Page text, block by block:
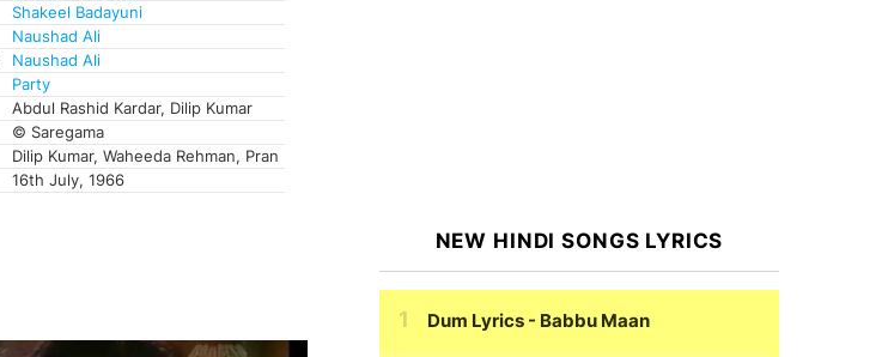
Shakeel Badayuni
Naushad Ali
Naushad Ali
Party
Abdul Rashid Kardar, Dilip Kumar
© Saregama
Dilip Kumar, Waheeda Rehman, Pran
16th July, 1966
NEW HINDI SONGS LYRICS
Dum Lyrics - Babbu Maan